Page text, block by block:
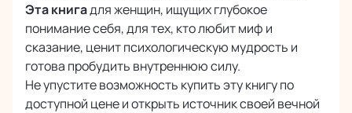
Эта книгадля женщин, ищущих глубокое
понимание себя, для тех, кто любит миф и
сказание, ценит психологическую мудрость и
готова пробудить внутреннюю силу.
Не упустите возможность купить эту книгу по
доступной цене и открыть источник своей вечной